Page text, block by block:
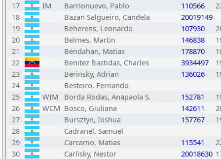
17
IM Barrionuevo, Pablo 110566
18
Bazan Salgueiro, Candela
20019149
19
Beherens, Leonardo 107930
20
Belmes, Martin 146838
21
Bendahan, Matias 178870
22
Benitez Bastidas, Charles 3934497
23
Berinsky, Adrian 136026
24
Besteiro, Fernando
25
WIM Borda Rodas, Anapaola S. 152781
26
WCM Bosco, Giuliana 142611
27
Bursztyn, Ioshua 157767
28
Cadranel, Samuel
29
Carcamo, Matias 115541
30
Carlisky, Nestor 20018630